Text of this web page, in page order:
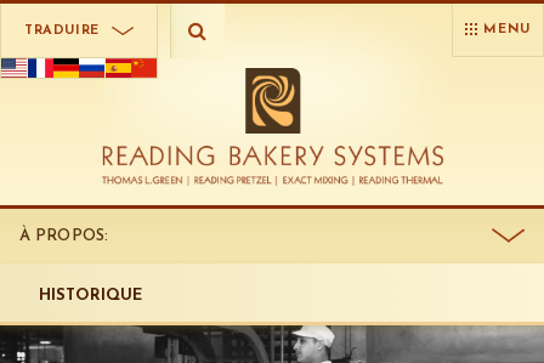
TRADUIRE MENU
À PROPOS:
HISTORIQUE